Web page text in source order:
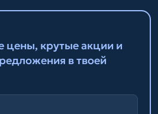
крутые акции и
в твоей